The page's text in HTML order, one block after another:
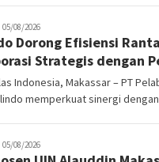
05/08/2026
Dorong Efisiensi
Strategis dengan
Indonesia, Makassar – PT
memperkuat sinergi
05/08/2026